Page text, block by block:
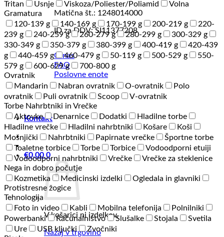
Matična št.: 1248014000
ID za DDV: SI11377208
O nas
FAQ
Poslovne enote
Kontakt
€0,00 0
V košarici ni izdelkov.
Nazaj v trgovino
Tritan
Usnje Viskoza/Poliester/Poliamid
Volna
Gramatura
120-139 g
140-169 g 170-199 g 200-219 g
220-
239 g
240-259 g 260-279 g 280-299 g
300-329 g
330-349 g
350-379 g 380-399 g 400-419 g
420-439
g
440-459 g 460-479 g 50-119 g 500-529 g
550-
579 g
600-629 g
700-800 g
Ovratnik
Mandarin
Nabran ovratnik O-ovratnik
Polo
ovratnik
Puli ovratnik Scoop
V-ovratnik
Torbe Nahrbtniki in Vrečke
Aktovke
Denarnice Dodatki
Hladilne torbe
Hladilne vrečke
Hladilni nahrbtniki Košare
Koši
Mošnjički
Nahrbtniki Papirnate vrečke
Športne torbe
Toaletne torbice
Torbe Torbice
Vodoodporni etuiji
Vodoodporni nahrbtniki
Vrečke
Vrečke za steklenice
Nega in dobro počutje
Kozmetika
Medicinski izdelki
Ogledala in glavniki
Protistresne žogice
Tehnologija
Foto in video
Kabli Mobilna telefonija
Polnilniki
Powerbanki
Računalništvo Slušalke Stojala
Svetila
Ure
USB ključki
Zvočniki